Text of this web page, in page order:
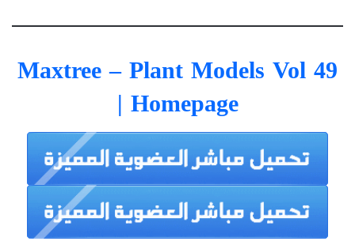
Maxtree – Plant Models Vol 49
| Homepage